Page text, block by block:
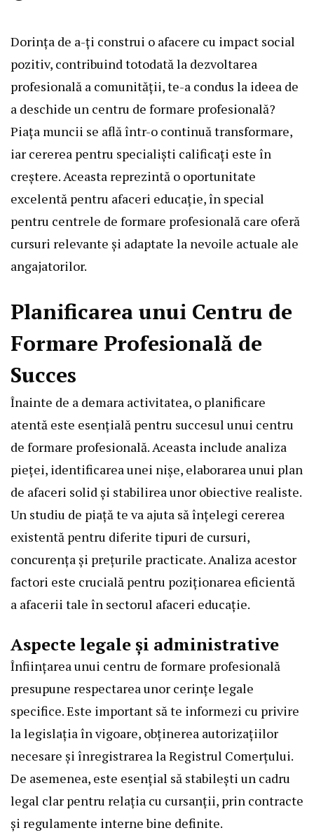
Dorința de a-ți construi o afacere cu impact social
pozitiv, contribuind totodată la dezvoltarea
profesională a comunității, te-a condus la ideea de
a deschide un centru de formare profesională?
Piața muncii se află într-o continuă transformare,
iar cererea pentru specialiști calificați este în
creștere. Aceasta reprezintă o oportunitate
excelentă pentru afaceri educație, în special
pentru centrele de formare profesională care oferă
cursuri relevante și adaptate la nevoile actuale ale
angajatorilor.
Planificarea unui Centru de
Formare Profesională de
Succes
Înainte de a demara activitatea, o planificare
atentă este esențială pentru succesul unui centru
de formare profesională. Aceasta include analiza
pieței, identificarea unei nișe, elaborarea unui plan
de afaceri solid și stabilirea unor obiective realiste.
Un studiu de piață te va ajuta să înțelegi cererea
existentă pentru diferite tipuri de cursuri,
concurența și prețurile practicate. Analiza acestor
factori este crucială pentru poziționarea eficientă
a afacerii tale în sectorul afaceri educație.
Aspecte legale și administrative
Înființarea unui centru de formare profesională
presupune respectarea unor cerințe legale
specifice. Este important să te informezi cu privire
la legislația în vigoare, obținerea autorizațiilor
necesare și înregistrarea la Registrul Comerțului.
De asemenea, este esențial să stabilești un cadru
legal clar pentru relația cu cursanții, prin contracte
și regulamente interne bine definite.